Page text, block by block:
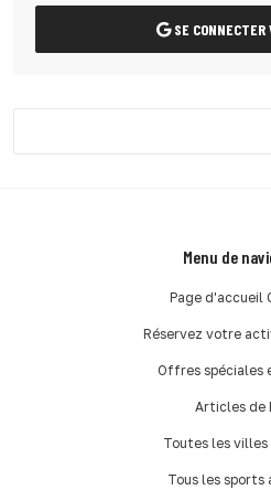
SE CONNECTER
Menu de
Page d'accueil
Réservez votre
Offres spéciales
Articles de
Toutes les villes
Tous les sports